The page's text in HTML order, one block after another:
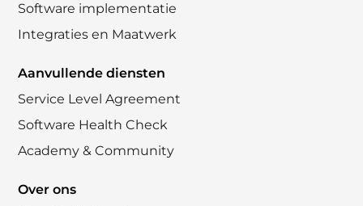
Software implementatie
Integraties en Maatwerk
Aanvullende diensten
Service Level Agreement
Software Health Check
Academy & Community
Over ons